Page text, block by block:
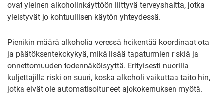
ovat yleinen alkoholinkäyttöön liittyvä terveyshaitta, jotka
yleistyvät jo kohtuullisen käytön yhteydessä.
Pienikin määrä alkoholia veressä heikentää koordinaatiota
ja päätöksentekokykyä, mikä lisää tapaturmien riskiä ja
onnettomuuden todennäköisyyttä. Erityisesti nuorilla
kuljettajilla riski on suuri, koska alkoholi vaikuttaa taitoihin,
jotka eivät ole automatisoituneet ajokokemuksen myötä.